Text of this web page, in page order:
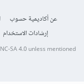
عن أكاديمية حسوب
إرشادات الاستخدام
SA 4.0unless mentioned